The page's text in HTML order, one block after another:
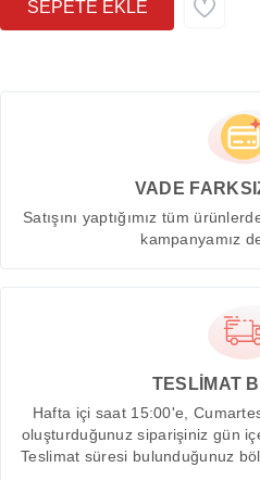
VADE
Satışını yaptığımız tüm
kampanyamız
TESLİMAT
Hafta içi saat 15:00'e,
oluşturduğunuz siparişiniz gün
Teslimat süresi bulunduğunuz